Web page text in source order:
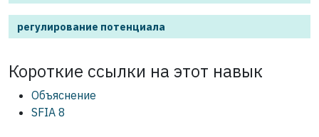
регулирование потенциала
Короткие ссылки на этот навык
Объяснение
SFIA 8